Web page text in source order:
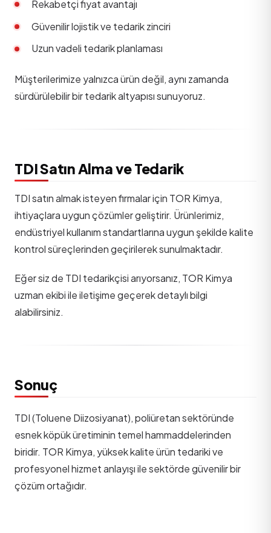
Rekabetçi fiyat avantajı
Güvenilir lojistik ve tedarik zinciri
Uzun vadeli tedarik planlaması
Müşterilerimize yalnızca ürün değil, aynı zamanda
sürdürülebilir bir tedarik altyapısı sunuyoruz.
TDI Satın Alma ve Tedarik
TDI satın almak isteyen firmalar için TOR Kimya,
ihtiyaçlara uygun çözümler geliştirir. Ürünlerimiz,
endüstriyel kullanım standartlarına uygun şekilde kalite
kontrol süreçlerinden geçirilerek sunulmaktadır.
Eğer siz de TDI tedarikçisi arıyorsanız, TOR Kimya
uzman ekibi ile iletişime geçerek detaylı bilgi
alabilirsiniz.
Sonuç
TDI (Toluene Diizosiyanat), poliüretan sektöründe
esnek köpük üretiminin temel hammaddelerinden
biridir. TOR Kimya, yüksek kalite ürün tedariki ve
profesyonel hizmet anlayışı ile sektörde güvenilir bir
çözüm ortağıdır.